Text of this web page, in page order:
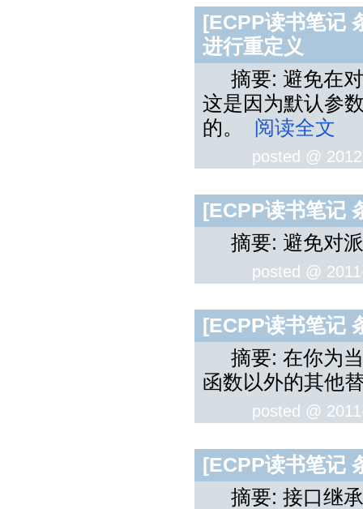
[ECPP读书笔记
进行重定义
摘要: 避免在对
这是因为默认参
的。 阅读全文
posted @
[ECPP读书笔记
摘要: 避免对
posted @
[ECPP读书笔记
摘要: 在你为当
函数以外的其他
posted @
[ECPP读书笔记
摘要: 接口继承